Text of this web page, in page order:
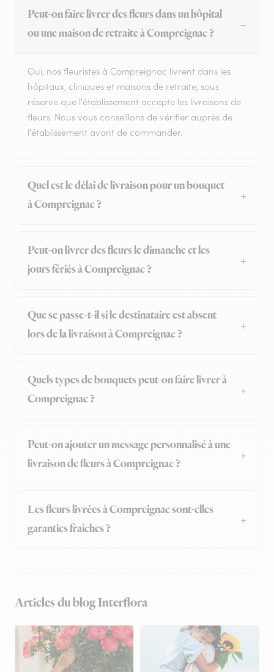
Peut-on faire livrer des fleurs dans un hôpital
ou une maison de retraite à Compreignac ?
Oui, nos fleuristes à Compreignac livrent dans les
hôpitaux, cliniques et maisons de retraite, sous
réserve que l'établissement accepte les livraisons de
fleurs. Nous vous conseillons de vérifier auprès de
l'établissement avant de commander.
Quel est le délai de livraison pour un bouquet
à Compreignac ?
Peut-on livrer des fleurs le dimanche et les
jours fériés à Compreignac ?
Que se passe-t-il si le destinataire est absent
lors de la livraison à Compreignac ?
Quels types de bouquets peut-on faire livrer à
Compreignac ?
Peut-on ajouter un message personnalisé à une
livraison de fleurs à Compreignac ?
Les fleurs livrées à Compreignac sont-elles
garanties fraîches ?
Articles du blog Interflora